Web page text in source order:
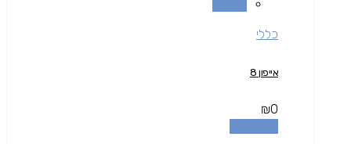
כללי
אייפון 8
₪0